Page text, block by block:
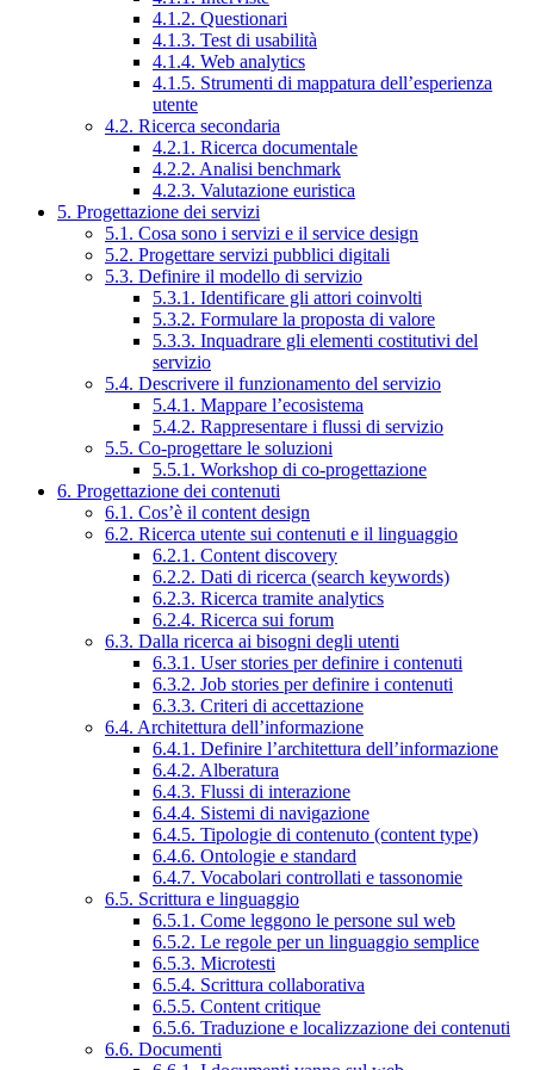
4.1.2. Questionari
4.1.3. Test di usabilità
4.1.4. Web analytics
4.1.5. Strumenti di mappatura dell’esperienza
utente
4.2. Ricerca secondaria
4.2.1. Ricerca documentale
4.2.2. Analisi benchmark
4.2.3. Valutazione euristica
5. Progettazione dei servizi
5.1. Cosa sono i servizi e il service design
5.2. Progettare servizi pubblici digitali
5.3. Definire il modello di servizio
5.3.1. Identificare gli attori coinvolti
5.3.2. Formulare la proposta di valore
5.3.3. Inquadrare gli elementi costitutivi del
servizio
5.4. Descrivere il funzionamento del servizio
5.4.1. Mappare l’ecosistema
5.4.2. Rappresentare i flussi di servizio
5.5. Co-progettare le soluzioni
5.5.1. Workshop di co-progettazione
6. Progettazione dei contenuti
6.1. Cos’è il content design
6.2. Ricerca utente sui contenuti e il linguaggio
6.2.1. Content discovery
6.2.2. Dati di ricerca (search keywords)
6.2.3. Ricerca tramite analytics
6.2.4. Ricerca sui forum
6.3. Dalla ricerca ai bisogni degli utenti
6.3.1. User stories per definire i contenuti
6.3.2. Job stories per definire i contenuti
6.3.3. Criteri di accettazione
6.4. Architettura dell’informazione
6.4.1. Definire l’architettura dell’informazione
6.4.2. Alberatura
6.4.3. Flussi di interazione
6.4.4. Sistemi di navigazione
6.4.5. Tipologie di contenuto (content type)
6.4.6. Ontologie e standard
6.4.7. Vocabolari controllati e tassonomie
6.5. Scrittura e linguaggio
6.5.1. Come leggono le persone sul web
6.5.2. Le regole per un linguaggio semplice
6.5.3. Microtesti
6.5.4. Scrittura collaborativa
6.5.5. Content critique
6.5.6. Traduzione e localizzazione dei contenuti
6.6. Documenti